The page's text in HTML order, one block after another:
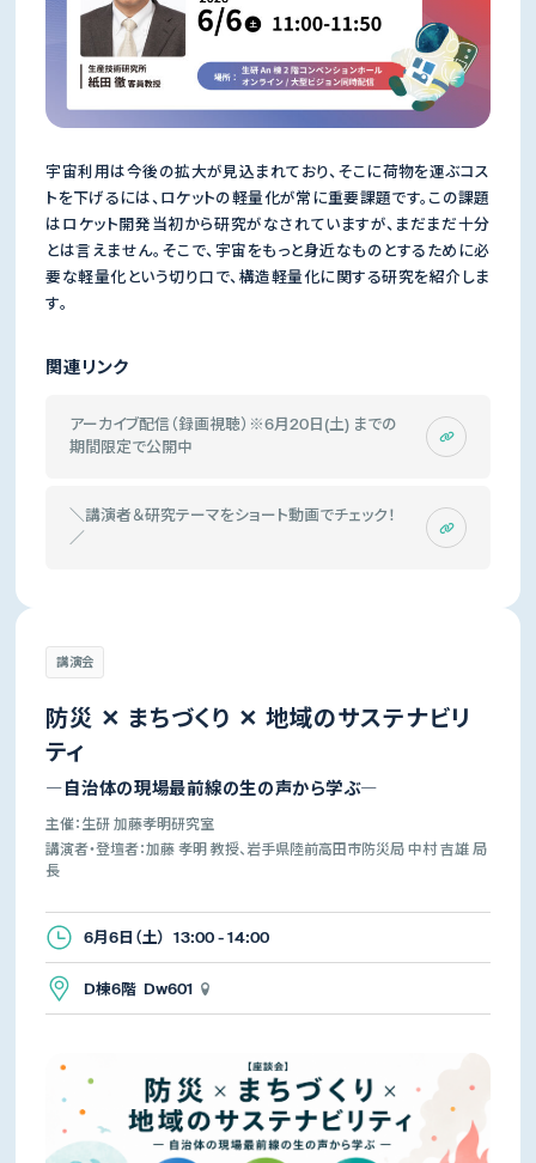
宇宙利用は今後の拡大が見込まれており、そこに荷物を運ぶコス
トを下げるには、ロケットの軽量化が常に重要課題です。この課題
はロケット開発当初から研究がなされていますが、まだまだ十分
とは言えません。そこで、宇宙をもっと身近なものとするために必
要な軽量化という切り口で、構造軽量化に関する研究を紹介しま
す。
関連リンク
アーカイブ配信（録画視聴）※6月20日(土) までの
期間限定で公開中
＼講演者＆研究テーマをショート動画でチェック！
／
講演会
防災 ✕ まちづくり ✕ 地域のサステナビリ
ティ
―自治体の現場最前線の生の声から学ぶ―
主催：生研 加藤孝明研究室
講演者・登壇者：加藤 孝明 教授、岩手県陸前高田市防災局 中村 吉雄 局
長
6月6日（土） 13:00 - 14:00
D棟6階 Dw601